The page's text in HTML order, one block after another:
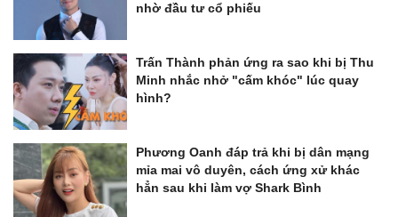
nhờ đầu tư cổ phiếu
Trấn Thành phản ứng ra sao khi bị Thu
Minh nhắc nhở "cấm khóc" lúc quay
hình?
Phương Oanh đáp trả khi bị dân mạng
mỉa mai vô duyên, cách ứng xử khác
hẳn sau khi làm vợ Shark Bình